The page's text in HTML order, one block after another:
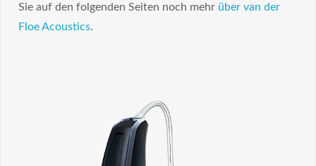
Sie auf den folgenden Seiten noch mehr über van der
Floe Acoustics.